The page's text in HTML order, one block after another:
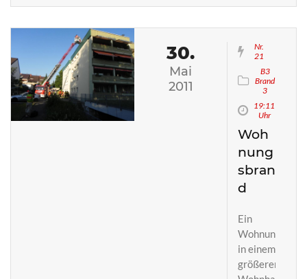
30.
Mai
2011
Nr.
21
B3
Brand
3
19:11
Uhr
Woh
nung
sbran
d
Ein
Wohnungbrand
in einem
größeren